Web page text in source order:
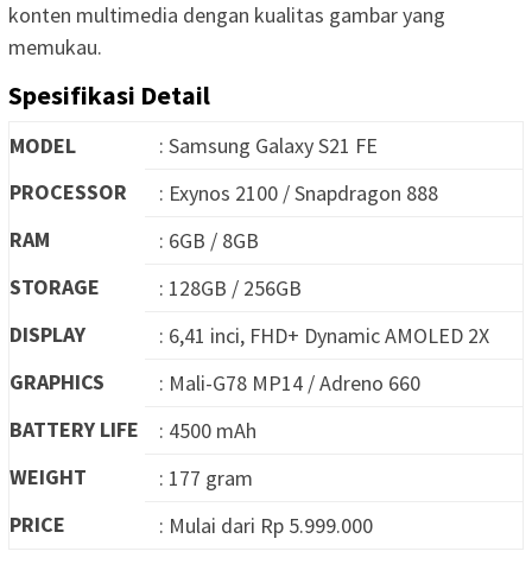
konten multimedia dengan kualitas gambar yang
memukau.
Spesifikasi Detail
MODEL
: Samsung Galaxy S21 FE
PROCESSOR
: Exynos 2100 / Snapdragon 888
RAM
: 6GB / 8GB
STORAGE
: 128GB / 256GB
DISPLAY
: 6,41 inci, FHD+ Dynamic AMOLED 2X
GRAPHICS
: Mali-G78 MP14 / Adreno 660
BATTERY LIFE
: 4500 mAh
WEIGHT
: 177 gram
PRICE
: Mulai dari Rp 5.999.000